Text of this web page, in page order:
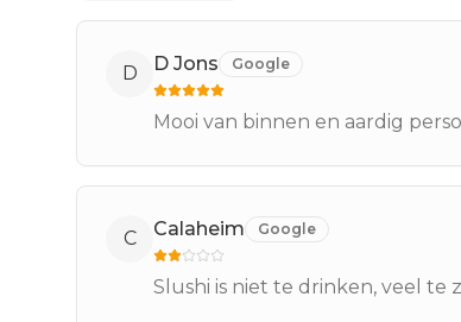
D D Jons Google
Mooi van binnen en aardig
C Calaheim Google
Slushi is niet te drinken, veel te